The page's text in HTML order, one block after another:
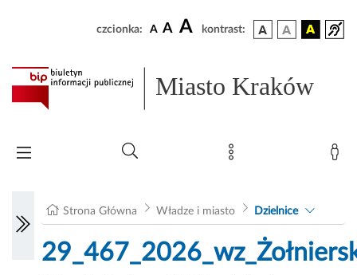
czcionka: A A A kontrast:
Miasto Kraków
Strona Główna Władze i miasto Dzielnice